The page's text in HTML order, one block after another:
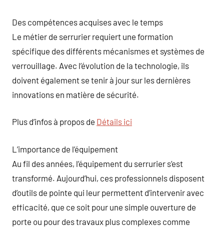
Des compétences acquises avec le temps
Le métier de serrurier requiert une formation
spécifique des différents mécanismes et systèmes de
verrouillage. Avec l’évolution de la technologie, ils
doivent également se tenir à jour sur les dernières
innovations en matière de sécurité.
Plus d’infos à propos de Détails ici
L’importance de l’équipement
Au fil des années, l’équipement du serrurier s’est
transformé. Aujourd’hui, ces professionnels disposent
d’outils de pointe qui leur permettent d’intervenir avec
efficacité, que ce soit pour une simple ouverture de
porte ou pour des travaux plus complexes comme